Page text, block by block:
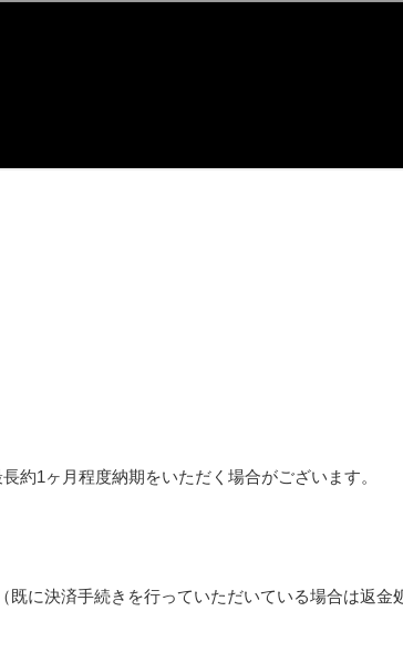
約1ヶ月程度納期をいただく場合がございます。
に決済手続きを行っていただいている場合は返